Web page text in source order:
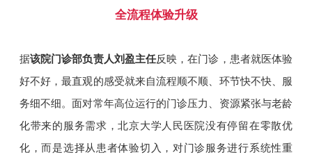
全流程体验升级
据该院门诊部负责人刘盈主任反映，在门诊，患者就医体验
好不好，最直观的感受就来自流程顺不顺、环节快不快、服
务细不细。面对常年高位运行的门诊压力、资源紧张与老龄
化带来的服务需求，北京大学人民医院没有停留在零散优
化，而是选择从患者体验切入，对门诊服务进行系统性重